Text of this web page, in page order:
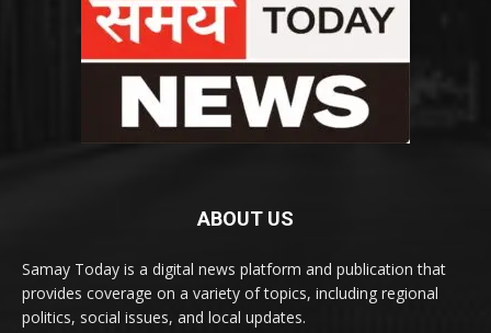
ABOUT US
Samay Today is a digital news platform and publication that
provides coverage on a variety of topics, including regional
politics, social issues, and local updates.